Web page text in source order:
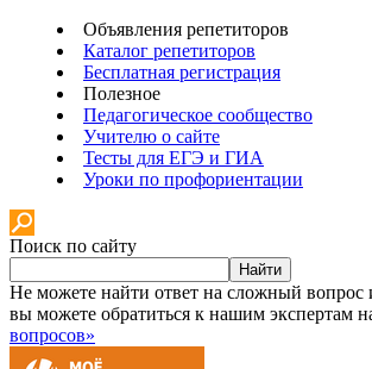
Объявления репетиторов
Каталог репетиторов
Бесплатная регистрация
Полезное
Педагогическое сообщество
Учителю о сайте
Тесты для ЕГЭ и ГИА
Уроки по профориентации
Поиск по сайту
Найти
Не можете найти ответ на сложный вопрос
вы можете обратиться к нашим экспертам
вопросов»